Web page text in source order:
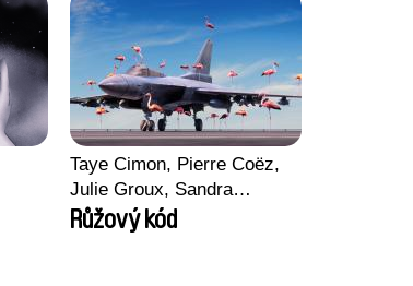
Taye Cimon, Pierre Coëz,
Julie Groux, Sandra
Leydier, Manuarii Morel,
Romain Seisson
Růžový kód